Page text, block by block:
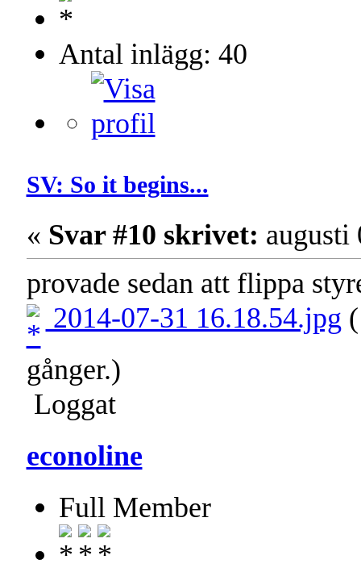
Antal inlägg: 40
SV: So it begins...
« Svar #10 skrivet: augusti
provade sedan att flippa
2014-07-31 16.18.54.jpg
gånger.)
Loggat
econoline
Full Member